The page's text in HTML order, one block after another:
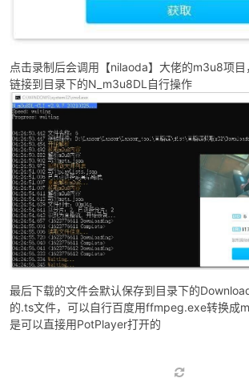
这是新增的录制按钮，原先的添加常用房间号被
钮去了